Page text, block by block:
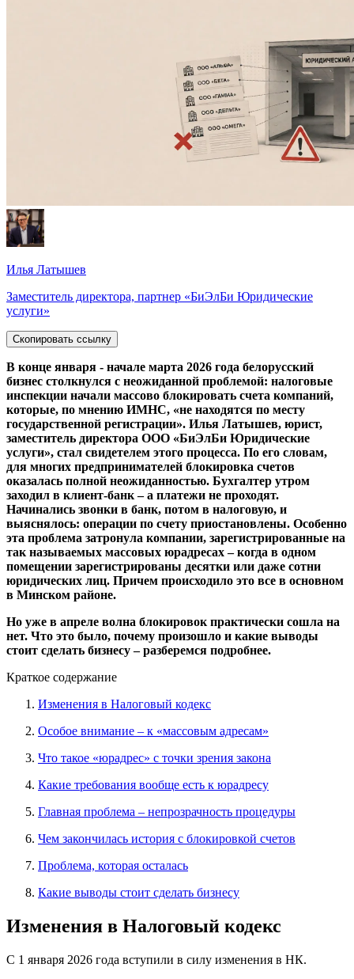
Илья Латышев
Заместитель директора, партнер «БиЭлБи Юридические
услуги»
Скопировать ссылку
В конце января - начале марта 2026 года белорусский
бизнес столкнулся с неожиданной проблемой: налоговые
инспекции начали массово блокировать счета компаний,
которые, по мнению ИМНС, «не находятся по месту
государственной регистрации». Илья Латышев, юрист,
заместитель директора ООО «БиЭлБи Юридические
услуги», стал свидетелем этого процесса. По его словам,
для многих предпринимателей блокировка счетов
оказалась полной неожиданностью. Бухгалтер утром
заходил в клиент-банк – а платежи не проходят.
Начинались звонки в банк, потом в налоговую, и
выяснялось: операции по счету приостановлены. Особенно
эта проблема затронула компании, зарегистрированные на
так называемых массовых юрадресах – когда в одном
помещении зарегистрированы десятки или даже сотни
юридических лиц. Причем происходило это все в основном
в Минском районе.
Но уже в апреле волна блокировок практически сошла на
нет. Что это было, почему произошло и какие выводы
стоит сделать бизнесу – разберемся подробнее.
Краткое содержание
Изменения в Налоговый кодекс
Особое внимание – к «массовым адресам»
Что такое «юрадрес» с точки зрения закона
Какие требования вообще есть к юрадресу
Главная проблема – непрозрачность процедуры
Чем закончилась история с блокировкой счетов
Проблема, которая осталась
Какие выводы стоит сделать бизнесу
Изменения в Налоговый кодекс
С 1 января 2026 года вступили в силу изменения в НК.